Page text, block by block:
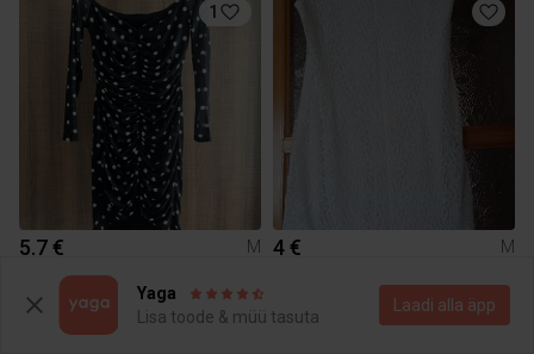
1
5.7 € M 4 €
M
Yaga
Lisa toode & müü tasuta
Laadi alla äpp